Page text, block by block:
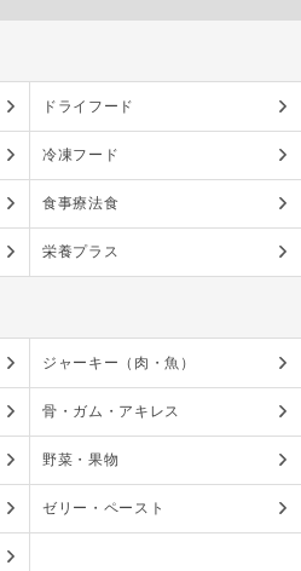
ドライフード
冷凍フード
食事療法食
栄養プラス
ジャーキー（肉・魚）
骨・ガム・アキレス
野菜・果物
ゼリー・ペースト